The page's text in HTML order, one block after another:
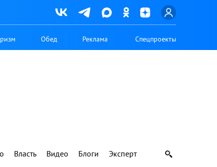
Обед Реклама Спецпроекты
Власть Видео Блоги Эксперт